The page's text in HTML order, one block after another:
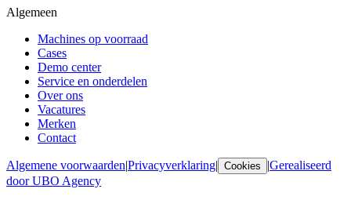
Algemeen
Machines op voorraad
Cases
Demo center
Service en onderdelen
Over ons
Vacatures
Merken
Contact
Algemene voorwaarden|Privacyverklaring| Cookies |Gerealiseerd
door UBO Agency